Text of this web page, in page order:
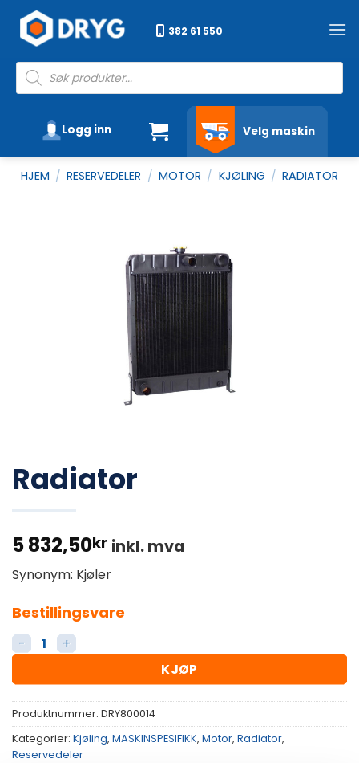
content
382 61 550
Products
search
Velg maskin
Logg inn
HJEM / RESERVEDELER / MOTOR / KJØLING / RADIATOR
Radiator
5 832,50kr inkl. mva
Synonym: Kjøler
Bestillingsvare
Radiator antall
KJØP
Produktnummer: DRY800014
Kategorier: Kjøling, MASKINSPESIFIKK, Motor, Radiator,
Reservedeler